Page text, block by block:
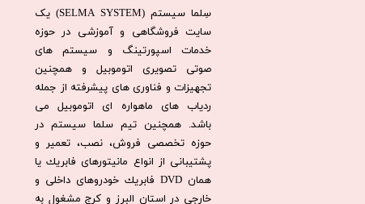
سِلما سيستم (SELMA SYSTEM) یک
سایت فروشگاهی و آموزشی در حوزه
خدمات اسپورتینگ و سیستم های
صوتی تصویری اتوموبیل و همچنین
تجهیزات و فناوری های پیشرفته از جمله
ردیاب های ماهواره ای اتوموبیل می
باشد. همچنين تيم سلما سيستم در
حوزه تخصصی فروش، نصب، تعمير و
پشتيبانی از انواع مانيتورهای فابريك يا
همان DVD فابريك خودروهای داخلی و
خارجی در استان البرز و كرج مشغول به